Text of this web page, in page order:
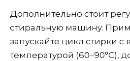
Дополнительно стоит
стиральную машину.
запускайте цикл стирки с
температурой (60–90°C),